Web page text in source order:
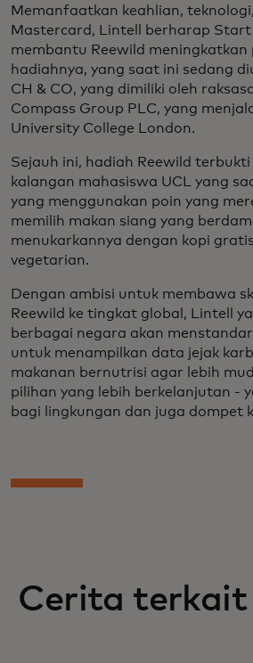
Memanfaatkan keahlian,
Mastercard, Lintell berharap
membantu Reewild meningkatkan
hadiahnya, yang saat ini sedang
CH & CO, yang dimiliki oleh
Compass Group PLC, yang
University College London.
Sejauh ini, hadiah Reewild
kalangan mahasiswa UCL yang
yang menggunakan poin yang
memilih makan siang yang
menukarkannya dengan kopi
vegetarian.
Dengan ambisi untuk membawa
Reewild ke tingkat global, Lintell
berbagai negara akan
untuk menampilkan data jejak
makanan bernutrisi agar lebih
pilihan yang lebih berkelanjutan -
bagi lingkungan dan juga dompet
Cerita terkait